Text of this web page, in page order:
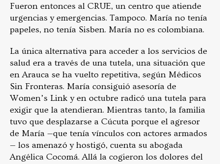
Fueron entonces al CRUE, un centro que atiende
urgencias y emergencias. Tampoco. María no tenía
papeles, no tenía Sisben. María no es colombiana.
La única alternativa para acceder a los servicios de
salud era a través de una tutela, una situación que
en Arauca se ha vuelto repetitiva, según Médicos
Sin Fronteras. María consiguió asesoría de
Women’s Link y en octubre radicó una tutela para
exigir que la atendieran. Mientras tanto, la familia
tuvo que desplazarse a Cúcuta porque el agresor
de María —que tenía vínculos con actores armados
— los amenazó y hostigó, cuenta su abogada
Angélica Cocomá. Allá la cogieron los dolores del